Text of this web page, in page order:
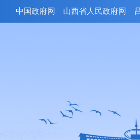
中国政府网 山西省人民政府网